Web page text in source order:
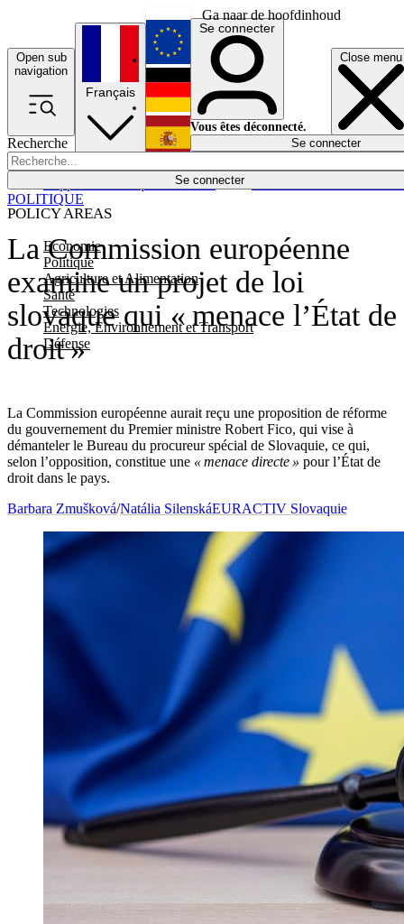
Ga naar de hoofdinhoud
Open sub
navigation
Close menu
Recherche
Se connecter
POLICY AREAS
Economie
Politique
Agriculture et Alimentation
Santé
Technologies
Energie, Environnement et Transport
Défense
Économie
Français
English
Deutsch
Español
Se connecter
Vous êtes déconnecté.
Se connecter
La Commission européenne
examine un projet de loi
slovaque qui « menace l’État de
droit »
La Commission européenne aurait reçu une proposition de réforme
du gouvernement du Premier ministre Robert Fico, qui vise à
démanteler le Bureau du procureur spécial de Slovaquie, ce qui,
selon l’opposition, constitue une « menace directe » pour l’État de
droit dans le pays.
POLITIQUE
Barbara Zmušková/Natália SilenskáEURACTIV Slovaquie